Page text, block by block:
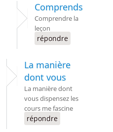
Comprends
Comprendre la
leçon
répondre
La manière
dont vous
La manière dont
vous dispensez les
cours me fascine
répondre